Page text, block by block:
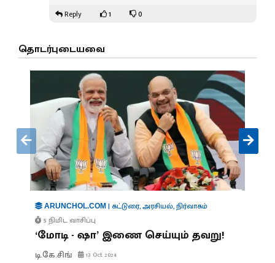
Reply 1 0
தொடர்புடையவை
ARUNCHOL.COM |கட்டுரை,அரசியல்,நிர்வாகம்
5 நிமிட வாசிப்பு
‘மோடி - ஷா’ இணை செய்யும் தவறு!
டி.கே.சிங் 13 Oct 2024